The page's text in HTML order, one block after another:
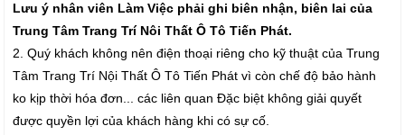
Lưu ý nhân viên Làm Việc phải ghi biên nhận, biên lai của
Trung Tâm Trang Trí Nôi Thất Ô Tô Tiến Phát.
2. Quý khách không nên điện thoại riêng cho kỹ thuật của Trung
Tâm Trang Trí Nội Thất Ô Tô Tiến Phát vì còn chế độ bảo hành
ko kịp thời hóa đơn... các liên quan Đặc biệt không giải quyết
được quyền lợi của khách hàng khi có sự cố.